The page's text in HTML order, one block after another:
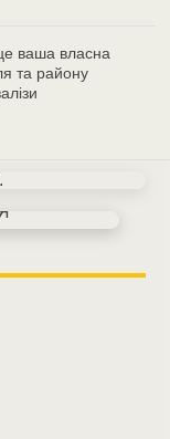
ваша власна
та району